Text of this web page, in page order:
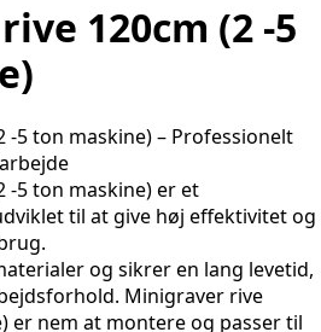
120cm (2 -5
-5 ton maskine) – Professionelt
-5 ton maskine) er et
til at give høj effektivitet og
og sikrer en lang levetid,
Minigraver rive
er nem at montere og passer til